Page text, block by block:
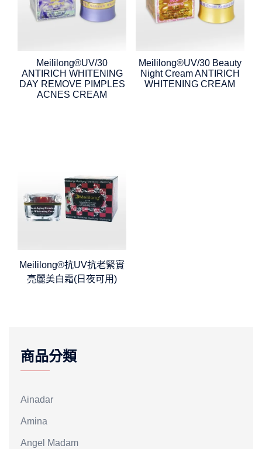
Meililong®UV/30
ANTIRICH WHITENING
DAY REMOVE PIMPLES
ACNES CREAM
Meililong®UV/30 Beauty
Night Cream ANTIRICH
WHITENING CREAM
Meililong®抗UV抗老緊實
亮麗美白霜(日夜可用)
商品分類
Ainadar
Amina
Angel Madam